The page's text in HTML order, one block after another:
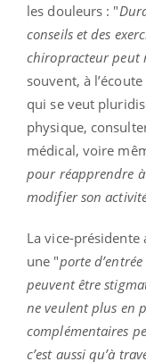
les douleurs : "
conseils et des
chiropracteur peut
souvent, à
qui se veut
physique,
médical, voire
pour réapprendre
modifier son
La vice-
une "porte
peuvent être
ne veulent plus en
complémentaires
c’est aussi qu’à